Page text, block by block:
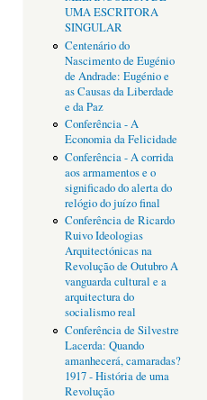
UMA ESCRITORA
SINGULAR
Centenário do
Nascimento de Eugénio
de Andrade: Eugénio e
as Causas da Liberdade
e da Paz
Conferência - A
Economia da Felicidade
Conferência - A corrida
aos armamentos e o
significado do alerta do
relógio do juízo final
Conferência de Ricardo
Ruivo Ideologias
Arquitectónicas na
Revolução de Outubro A
vanguarda cultural e a
arquitectura do
socialismo real
Conferência de Silvestre
Lacerda: Quando
amanhecerá, camaradas?
1917 - História de uma
Revolução